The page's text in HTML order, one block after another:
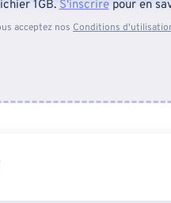
l'appareil
1GB.S'inscrirepour en
acceptez nos Conditions